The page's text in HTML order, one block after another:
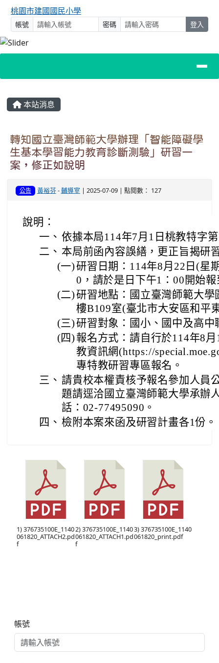
桃園市建國國民小學
帳號 密碼 登入
主內容區域
本站消息
轉知國立臺灣師範大學辦理「智能障礙學
生基本學習能力教育診斷測驗」研習一
案，修正如說明
公告 黃裕芬-輔導室 | 2025-07-09 | 點閱數： 127
說明：
一、 依據本局114年7月1日桃教特字
二、 本局前函內容誤繕，更正旨揭研
(一)研習日期：114年8月22日(星
0，請於是日下午1：00開始
(二)研習地點：國立臺灣師範大
樓B109室(臺北市大安區和平
(三)研習對象：國小、國中及高中
(四) 報名方式：請自行於114年8
教資訊網(https://
專特教研習專區報名。
三、 請貴校本權責核予報名參加人員
題請逕洽國立臺灣師範大學承辦
話：02-77495090。
四、 檢附本案來函及研習計畫各1份。
1) 376735100E_1140
061820_ATTACH2.pd
f
2) 376735100E_1140
061820_ATTACH1.pd
f
3) 376735100E_1140
061820_print.pdf
帳號